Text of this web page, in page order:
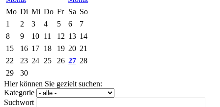
Mo Di Mi Do Fr Sa So
1
2 3 4 5 6
7
8
9 10 11 12 13 14
15
16 17 18 19 20 21
22
23 24 25 26 27 28
29
30
Hier können Sie gezielt suchen:
Kategorie
Suchwort